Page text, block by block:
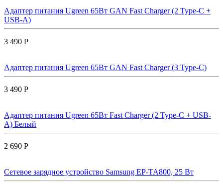
Адаптер питания Ugreen 65Вт GAN Fast Charger (2 Type-C +
USB-A)
3 490 Р
Адаптер питания Ugreen 65Вт GAN Fast Charger (3 Type-C)
3 490 Р
Адаптер питания Ugreen 65Вт Fast Charger (2 Type-C + USB-
A) Белый
2 690 Р
Сетевое зарядное устройство Samsung EP-TA800, 25 Вт